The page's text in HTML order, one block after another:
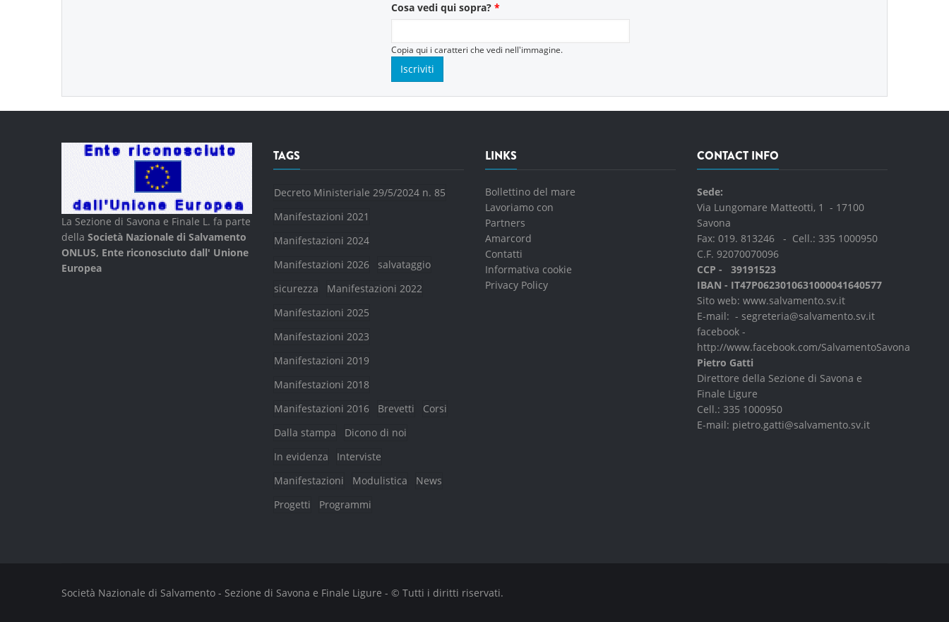
Cosa vedi qui sopra? *
Copia qui i caratteri che vedi nell'immagine.
La Sezione di Savona e Finale L. fa parte
della Società Nazionale di Salvamento
ONLUS, Ente riconosciuto dall' Unione
Europea
TAGS
Decreto Ministeriale 29/5/2024 n. 85
Manifestazioni 2021
Manifestazioni 2024
Manifestazioni 2026
salvataggio
sicurezza
Manifestazioni 2022
Manifestazioni 2025
Manifestazioni 2023
Manifestazioni 2019
Manifestazioni 2018
Manifestazioni 2016
Brevetti
Corsi
Dalla stampa
Dicono di noi
In evidenza
Interviste
Manifestazioni
Modulistica
News
Progetti
Programmi
LINKS
Bollettino del mare
Lavoriamo con
Partners
Amarcord
Contatti
Informativa cookie
Privacy Policy
CONTACT INFO
Sede:
Via Lungomare Matteotti, 1 - 17100
Savona
Fax: 019. 813246 - Cell.: 335 1000950
C.F. 92070070096
CCP - 39191523
IBAN - IT47P0623010631000041640577
Sito web: www.salvamento.sv.it
E-mail: - segreteria@salvamento.sv.it
facebook -
http://www.facebook.com/SalvamentoSavona
Pietro Gatti
Direttore della Sezione di Savona e
Finale Ligure
Cell.: 335 1000950
E-mail: pietro.gatti@salvamento.sv.it
Società Nazionale di Salvamento - Sezione di Savona e Finale Ligure - © Tutti i diritti riservati.